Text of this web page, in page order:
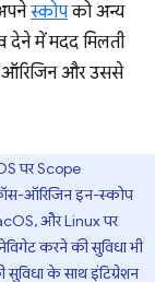
स्कोपको अन्य
में मदद मिलती
ऑरिजिन और उससे
पर Scope
ऑरिजिन इन-स्कोप
और Linux पर
करने की सुविधा भी
के साथ इंटिग्रेशन